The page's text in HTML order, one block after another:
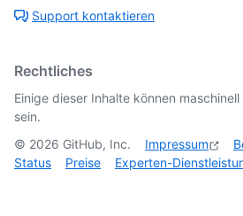
Support kontaktieren
Rechtliches
Einige dieser Inhalte können
sein.
© 2026 GitHub, Inc. Impressum
Status
Preise Experten-